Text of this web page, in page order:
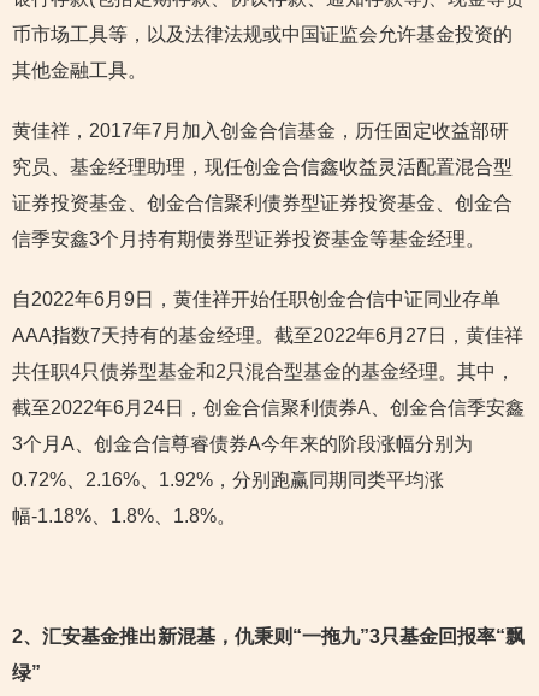
币市场工具等，以及法律法规或中国证监会允许基金投资的
其他金融工具。
黄佳祥，2017年7月加入创金合信基金，历任固定收益部研
究员、基金经理助理，现任创金合信鑫收益灵活配置混合型
证券投资基金、创金合信聚利债券型证券投资基金、创金合
信季安鑫3个月持有期债券型证券投资基金等基金经理。
自2022年6月9日，黄佳祥开始任职创金合信中证同业存单
AAA指数7天持有的基金经理。截至2022年6月27日，黄佳祥
共任职4只债券型基金和2只混合型基金的基金经理。其中，
截至2022年6月24日，创金合信聚利债券A、创金合信季安鑫
3个月A、创金合信尊睿债券A今年来的阶段涨幅分别为
0.72%、2.16%、1.92%，分别跑赢同期同类平均涨
幅-1.18%、1.8%、1.8%。
2、汇安基金推出新混基，仇秉则“一拖九”3只基金回报率“飘
绿”